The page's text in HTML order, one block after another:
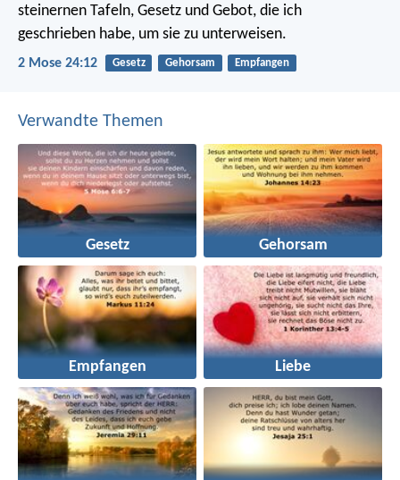
steinernen Tafeln, Gesetz und Gebot, die ich
geschrieben habe, um sie zu unterweisen.
2 Mose 24:12 Gesetz Gehorsam Empfangen
Verwandte Themen
Gesetz Gehorsam
Empfangen Liebe